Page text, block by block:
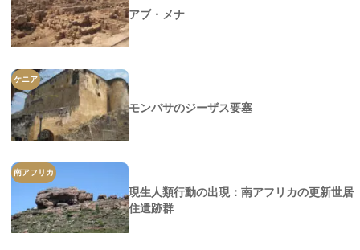
アブ・メナ
ケニア
モンバサのジーザス要塞
南アフリカ
現生人類行動の出現：南アフリカの更新世居
住遺跡群